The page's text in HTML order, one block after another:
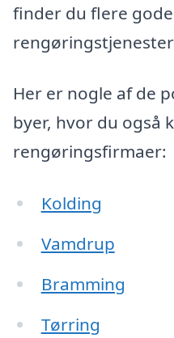
finder du flere
Her er nogle af de
byer, hvor du også
rengøringsfirmaer:
Kolding
Vamdrup
Bramming
Tørring